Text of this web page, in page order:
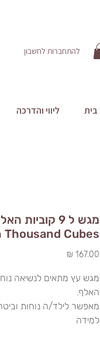
להתחברות לחשבון
בית ליווי והדרכה
Thousand Cubes
האלף.
מאפשר לילד/ה נוחות
למידה